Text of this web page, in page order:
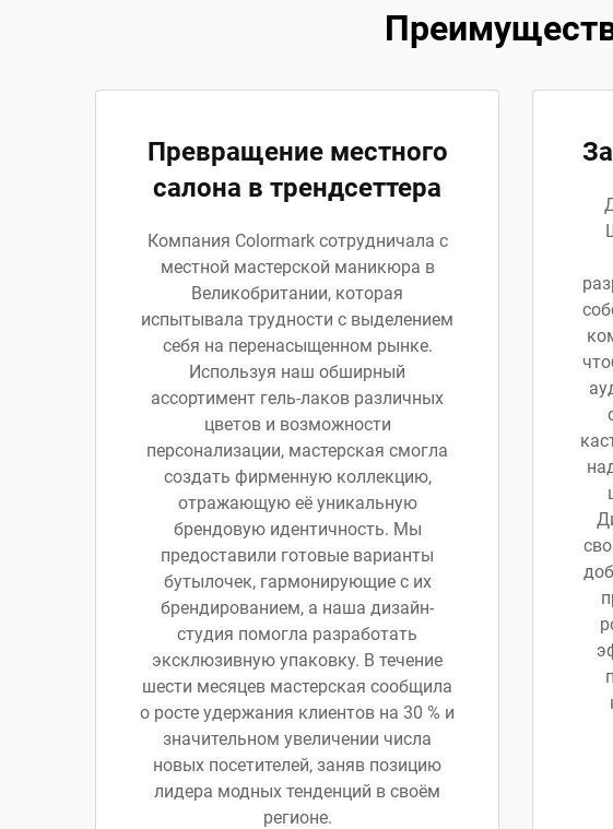
Превращение местного
салона в трендсеттера
Компания Colormark сотрудничала с
местной мастерской маникюра в
Великобритании, которая
испытывала трудности с выделением
себя на перенасыщенном рынке.
Используя наш обширный
ассортимент гель-лаков различных
цветов и возможности
персонализации, мастерская смогла
создать фирменную коллекцию,
отражающую её уникальную
брендовую идентичность. Мы
предоставили готовые варианты
бутылочек, гармонирующие с их
брендированием, а наша дизайн-
студия помогла разработать
эксклюзивную упаковку. В течение
шести месяцев мастерская сообщила
о росте удержания клиентов на 30 % и
значительном увеличении числа
новых посетителей, заняв позицию
лидера модных тенденций в своём
регионе.